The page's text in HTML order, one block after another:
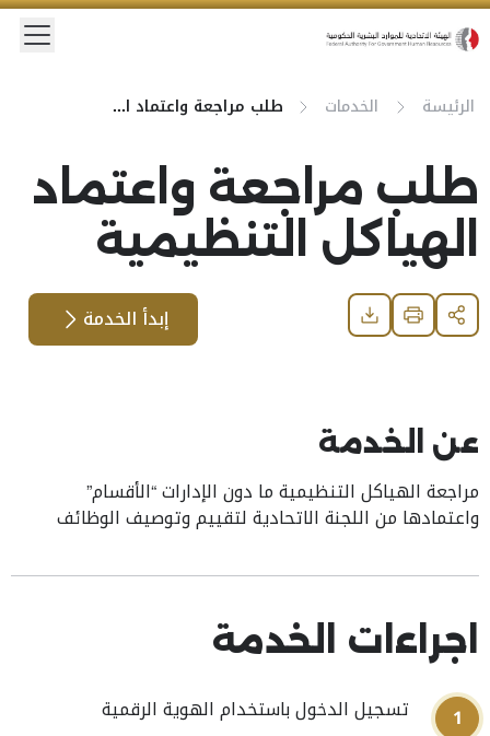
الرئيسة الخدمات طلب مراجعة واعتماد الهياكل التنظيمية
طلب مراجعة واعتماد
الهياكل التنظيمية
Share
Print
Download إبدأ الخدمة
عن الخدمة
مراجعة الهياكل التنظيمية ما دون الإدارات “الأقسام”
واعتمادها من اللجنة الاتحادية لتقييم وتوصيف الوظائف
اجراءات الخدمة
1 تسجيل الدخول باستخدام الهوية الرقمية